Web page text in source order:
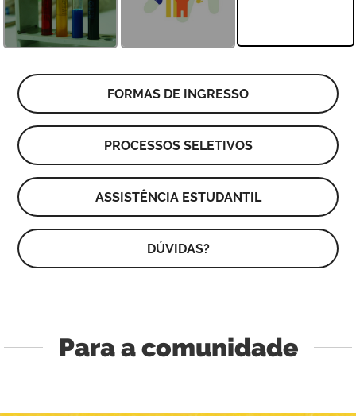
FORMAS DE INGRESSO
PROCESSOS SELETIVOS
ASSISTÊNCIA ESTUDANTIL
DÚVIDAS?
Para a comunidade